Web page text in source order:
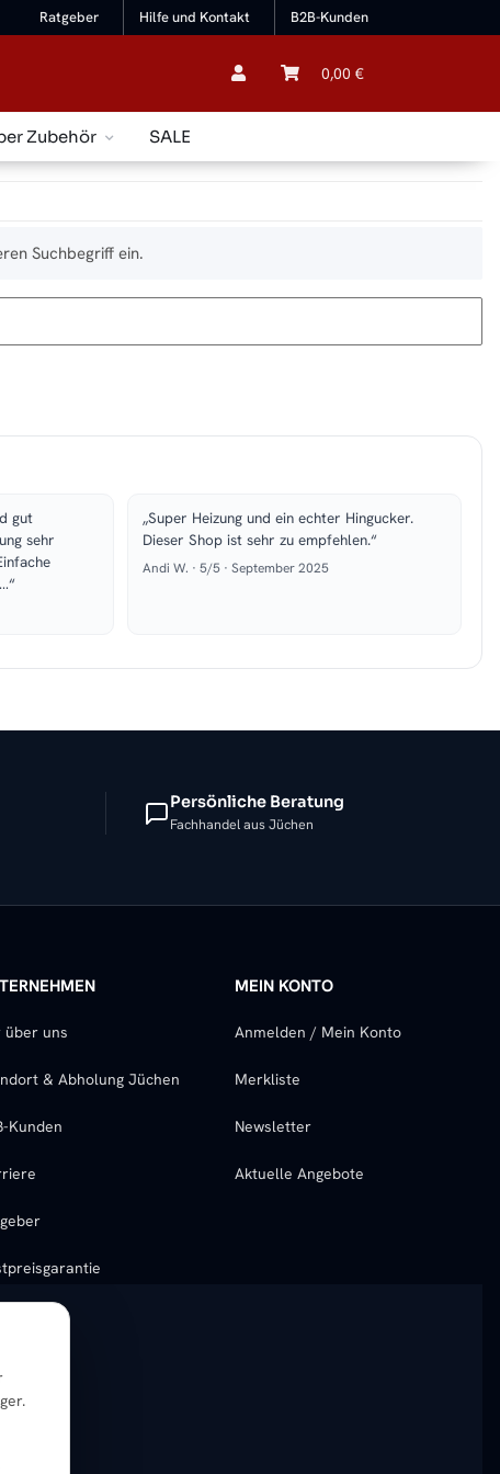
Ratgeber Hilfe und Kontakt B2B-Kunden
0,00 €
Zubehör SALE
Suchbegriff ein.
gut
sehr
„Super Heizung und ein echter Hingucker.
Dieser Shop ist sehr zu empfehlen.“
Andi W. · 5/5 · September 2025
Persönliche Beratung
Fachhandel aus Jüchen
über uns
& Abholung Jüchen
Kunden
MEIN KONTO
Anmelden / Mein Konto
Merkliste
Newsletter
Aktuelle Angebote